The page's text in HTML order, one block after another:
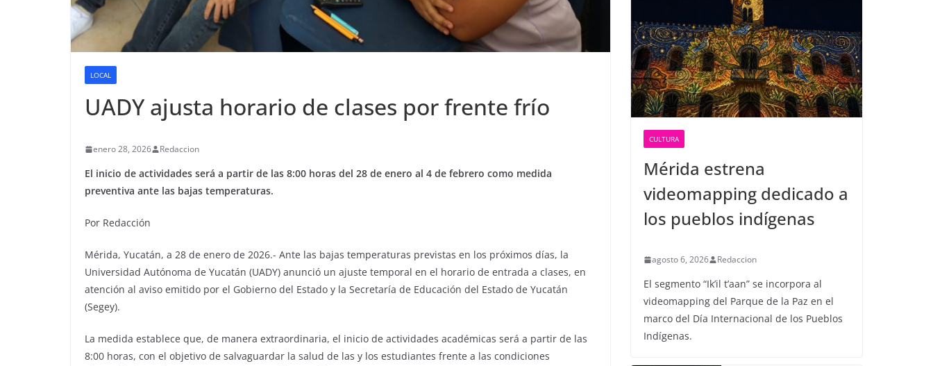
LOCAL
UADY ajusta horario de clases por frente frío
enero 28, 2026 Redaccion
El inicio de actividades será a partir de las 8:00 horas del 28 de enero al 4 de febrero como medida
preventiva ante las bajas temperaturas.
Por Redacción
Mérida, Yucatán, a 28 de enero de 2026.- Ante las bajas temperaturas previstas en los próximos días, la
Universidad Autónoma de Yucatán (UADY) anunció un ajuste temporal en el horario de entrada a clases, en
atención al aviso emitido por el Gobierno del Estado y la Secretaría de Educación del Estado de Yucatán
(Segey).
La medida establece que, de manera extraordinaria, el inicio de actividades académicas será a partir de las
8:00 horas, con el objetivo de salvaguardar la salud de las y los estudiantes frente a las condiciones
CULTURA
Mérida estrena
videomapping dedicado a
los pueblos indígenas
agosto 6, 2026 Redaccion
El segmento “Ik’il t’aan” se incorpora al
videomapping del Parque de la Paz en el
marco del Día Internacional de los Pueblos
Indígenas.